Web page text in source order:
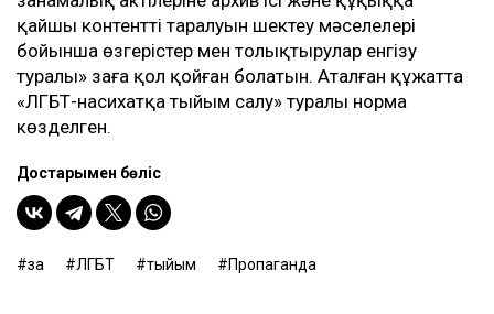
қайшы контенттің таралуын шектеу мәселелері
бойынша өзгерістер мен толықтырулар енгізу
туралы» заңға қол қойған болатын. Аталған құжатта
«ЛГБТ-насихатқа тыйым салу» туралы норма
көзделген.
Достарыңмен бөліс
заң ЛГБТ тыйым Пропаганда